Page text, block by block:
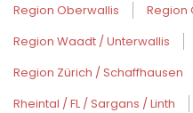
Region Oberwallis
Region
Region Waadt / Unterwallis
Region Zürich / Schaffhausen
Rheintal / FL / Sargans / Linth